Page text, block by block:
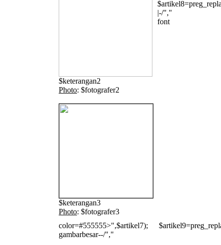
$keterangan2
Photo: $fotografer2
$keterangan3
Photo: $fotografer3
|-/","
font
color=#555555>",$artikel7);
gambarbesar--/","